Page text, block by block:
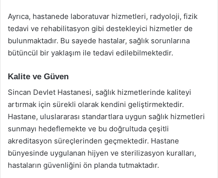
Ayrıca, hastanede laboratuvar hizmetleri, radyoloji, fizik
tedavi ve rehabilitasyon gibi destekleyici hizmetler de
bulunmaktadır. Bu sayede hastalar, sağlık sorunlarına
bütüncül bir yaklaşım ile tedavi edilebilmektedir.
Kalite ve Güven
Sincan Devlet Hastanesi, sağlık hizmetlerinde kaliteyi
artırmak için sürekli olarak kendini geliştirmektedir.
Hastane, uluslararası standartlara uygun sağlık hizmetleri
sunmayı hedeflemekte ve bu doğrultuda çeşitli
akreditasyon süreçlerinden geçmektedir. Hastane
bünyesinde uygulanan hijyen ve sterilizasyon kuralları,
hastaların güvenliğini ön planda tutmaktadır.